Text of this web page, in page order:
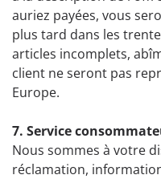
auriez payées, vous
plus tard dans les
articles incomplets,
client ne seront pas
Europe.
7. Service
Nous sommes à votre
réclamation,